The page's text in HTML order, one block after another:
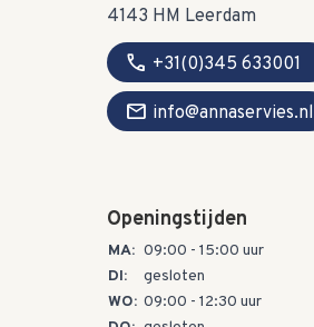
4143 HM Leerdam
call +31(0)345 633001
mail info@annaservies.nl
Openingstijden
MA: 09:00 - 15:00 uur
DI:
gesloten
WO: 09:00 - 12:30 uur